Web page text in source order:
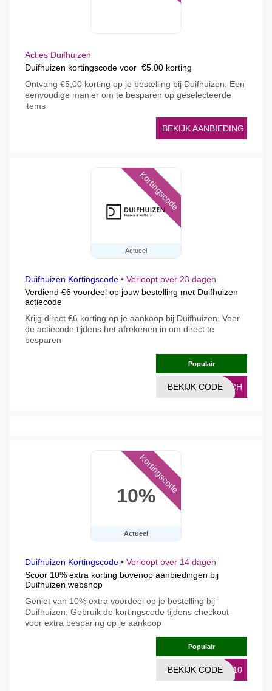
Acties Duifhuizen
Duifhuizen kortingscode voor €5.00 korting
Ontvang €5,00 korting op je bestelling bij Duifhuizen. Een
eenvoudige manier om te besparen op geselecteerde
items
BEKIJK AANBIEDING
Actueel
Kortingscode
Duifhuizen Kortingscode • Verloopt over 23 dagen
Verdiend €6 voordeel op jouw bestelling met Duifhuizen
actiecode
Krijg direct €6 korting op je aankoop bij Duifhuizen. Voer
de actiecode tijdens het afrekenen in om direct te
besparen
Populair
GSCH
BEKIJK CODE
10%
Actueel
Kortingscode
Duifhuizen Kortingscode • Verloopt over 14 dagen
Scoor 10% extra korting bovenop aanbiedingen bij
Duifhuizen webshop
Geniet van 10% extra voordeel op je bestelling bij
Duifhuizen. Gebruik de kortingscode tijdens checkout
voor extra besparing op je aankoop
Populair
US10
BEKIJK CODE